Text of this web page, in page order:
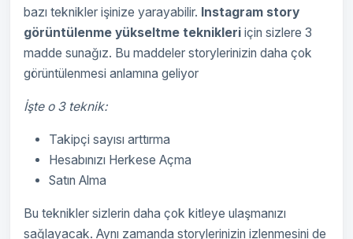
bazı teknikler işinize yarayabilir. Instagram story
görüntülenme yükseltme teknikleriiçin sizlere 3
madde sunağız. Bu maddeler storylerinizin daha çok
görüntülenmesi anlamına geliyor
İşte o 3 teknik:
Takipçi sayısı arttırma
Hesabınızı Herkese Açma
Satın Alma
Bu teknikler sizlerin daha çok kitleye ulaşmanızı
sağlayacak. Aynı zamanda storylerinizin izlenmesini de